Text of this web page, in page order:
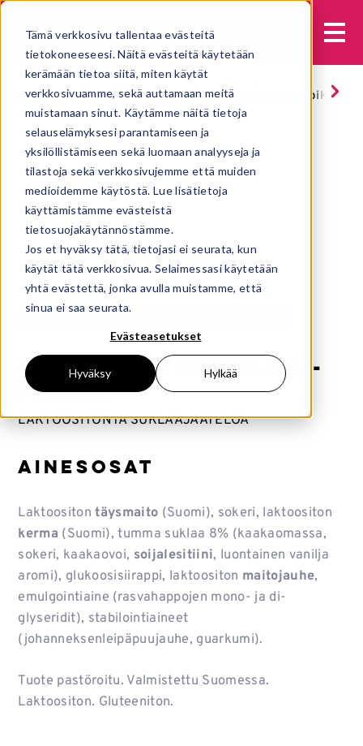
Tämä verkkosivu tallentaa evästeitä
tietokoneeseesi. Näitä evästeitä käytetään
kerämään tietoa siitä, miten käytät
verkkosivuamme, sekä auttamaan meitä
muistamaan sinut. Käytämme näitä tietoja
selauselämyksesi parantamiseen ja
yksilöllistämiseen sekä luomaan analyyseja ja
tilastoja sekä verkkosivujemme että muiden
medioidemme käytöstä. Lue lisätietoja
käyttämistämme evästeistä
tietosuojakäytännöstämme.
Jos et hyväksy tätä, tietojasi ei seurata, kun
käytät tätä verkkosivua. Selaimessasi käytetään
yhtä evästettä, jonka avulla muistamme, että
sinua ei saa seurata.
Evästeasetukset
Hyväksy Hylkää
Etusivu Jäätelöt Kuluttajille Jymy Maitosuklaa pikari
Jymy Maitosuklaa -
pikari
LAKTOOSITONTA SUKLAAJÄÄTELÖÄ
Ainesosat
Laktoositontäysmaito (Suomi), sokeri, laktoositon
kerma (Suomi), tumma suklaa 8% (kaakaomassa,
sokeri, kaakaovoi, soijalesitiini, luontainen vanilja
aromi), glukoosisiirappi, laktoositon maitojauhe,
emulgointiaine (rasvahappojen mono- ja di-
glyseridit), stabilointiaineet
(johanneksenleipäpuujauhe, guarkumi).
Tuote pastöroitu. Valmistettu Suomessa.
Laktoositon. Gluteeniton.